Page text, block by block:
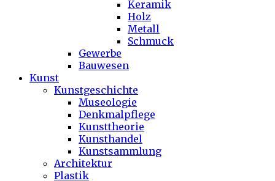
Keramik
Holz
Metall
Schmuck
Gewerbe
Bauwesen
Kunst
Kunstgeschichte
Museologie
Denkmalpflege
Kunsttheorie
Kunsthandel
Kunstsammlung
Architektur
Plastik